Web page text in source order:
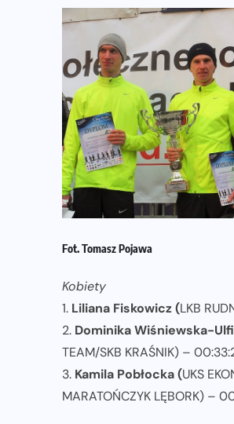
Fot. Tomasz Pojawa
Kobiety
1. Liliana Fiskowicz (LKB
2. Dominika Wiśniewska-
TEAM/SKB KRAŚNIK) –
3. Kamila Pobłocka (UKS
MARATOŃCZYK LĘBORK) –